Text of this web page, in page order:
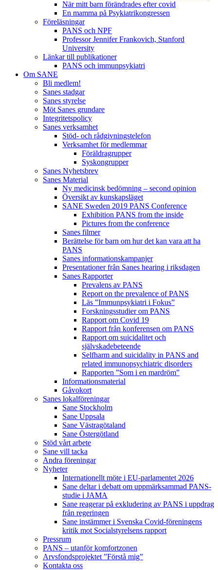
När mitt barn förändrades efter covid
En mamma på Psykiatrikongressen
Föreläsningar
PANS och NPF
Professor Jennifer Frankovich, Stanford
University
Länkar till publikationer
PANS och immunpsykiatri
Om SANE
Bli medlem!
Sanes stadgar
Sanes styrelse
Möt Sanes grundare
Integritetspolicy
Sanes verksamhet
Stöd- och rådgivningstelefon
Verksamhet för medlemmar
Föräldragrupper
Syskongrupper
Sanes Nyhetsbrev
Sanes Material
Ny medicinsk bedömning – second opinion
Översikt av kunskapsläget
SANE Sweden 2019 PANS Conference
Exhibition PANS from the inside
Pictures from the conference
Sanes filmer
Berättelse för barn om hur det kan vara att ha
PANS
Sanes informationskampanjer
Presentationer från Sanes hearing i riksdagen
Sanes Rapporter
Prevalens av PANS
Report on the prevalence of PANS
Läs ”Immunpsykiatri i Fokus”
Forskningsstudier om PANS
Rapport om Covid 19
Rapport från konferensen om PANS
Rapport om suicidalitet och
självskadebeteende
Selfharm and suicidality in PANS and
related immunopsychiatric disorders
Rapporten ”Som i en mardröm”
Informationsmaterial
Gåvokort
Sanes lokalföreningar
Sane Stockholm
Sane Uppsala
Sane Västragötaland
Sane Östergötland
Stöd vårt arbete
Sane vill tacka
Andra föreningar
Nyheter
Internationellt möte i EU-parlamentet 2026
Sane deltar i debatt om uppmärksammad PANS-
studie i JAMA
Sane reagerar på exkludering av PANS i uppdrag
från regeringen
Sane instämmer i Svenska Covid-föreningens
kritik mot Socialstyrelsens rapport
Pressrum
PANS – utanför komfortzonen
Arvsfondsprojektet ”Förstå mig”
Kontakta oss